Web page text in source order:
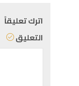
اترك تعليقاً
التعليق